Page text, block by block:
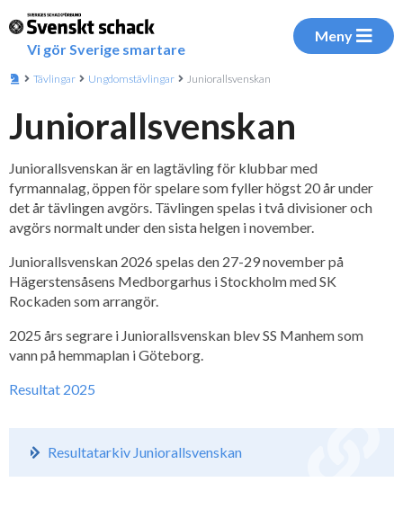
Vi gör Sverige smartare
Meny
Tävlingar Ungdomstävlingar Juniorallsvenskan
Juniorallsvenskan
Juniorallsvenskan är en lagtävling för klubbar med
fyrmannalag, öppen för spelare som fyller högst 20 år under
det år tävlingen avgörs. Tävlingen spelas i två divisioner och
avgörs normalt under den sista helgen i november.
Juniorallsvenskan 2026 spelas den 27-29 november på
Hägerstensåsens Medborgarhus i Stockholm med SK
Rockaden som arrangör.
2025 års segrare i Juniorallsvenskan blev SS Manhem som
vann på hemmaplan i Göteborg.
Resultat 2025
Resultatarkiv Juniorallsvenskan